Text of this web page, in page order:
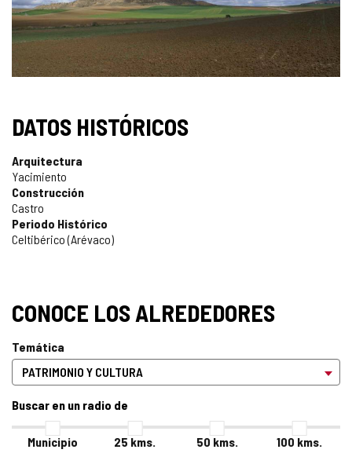
DATOS HISTÓRICOS
Arquitectura
Yacimiento
Construcción
Castro
Periodo Histórico
Celtibérico (Arévaco)
CONOCE LOS ALREDEDORES
Temática
Buscar en un radio de
Municipio 25 kms. 50 kms. 100 kms.